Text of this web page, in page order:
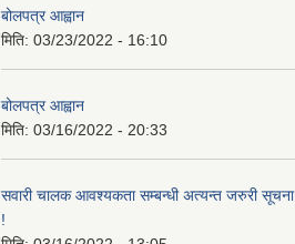
बोलपत्र आह्वान
मिति: 03/23/2022 - 16:10
बोलपत्र आह्वान
मिति: 03/16/2022 - 20:33
सवारी चालक आवश्यकता सम्बन्धी अत्यन्त जरुरी सूचना
!